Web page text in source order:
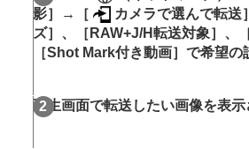
C3 Portal
Monitor & Control
カメラとスマートフォンをペア
スマートフォンに画像を転送する
影］
→ ［ カメラで選んで転送］
ズ］ 、 ［RAW+J/H転送対象］ 、
［Shot Mark付き動画］ で希望の
再生画面で転送したい画像を表示